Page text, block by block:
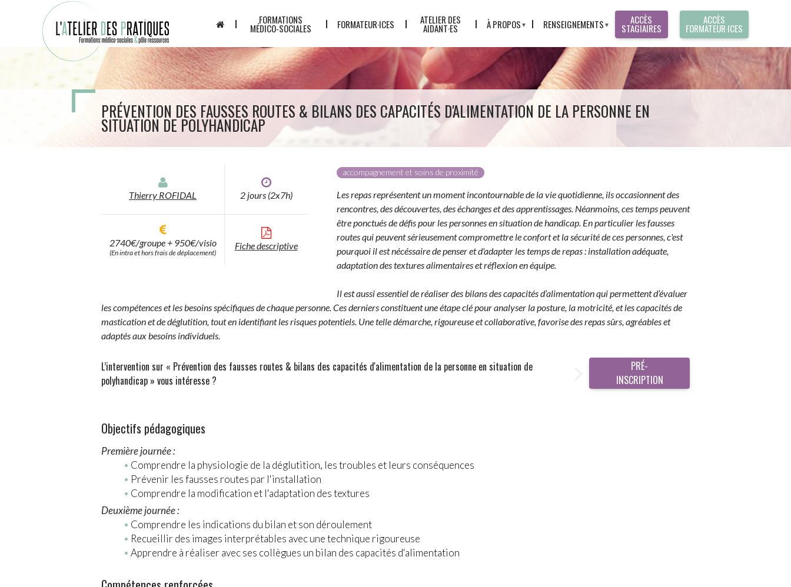
FORMATIONS
MÉDICO-SOCIALES FORMATEUR·ICES ATELIER DES
AIDANT·ES À PROPOS
L'ÉQUIPE
LE CONCEPT
QUALITÉ
TARIFS
ACTUALITÉS
PARTENAIRES
RENSEIGNEMENTS
CONTACT
PRÉ-INSCRIPTION
RÉCLAMATION
ACCÈS
STAGIAIRES
ACCÈS
FORMATEUR·ICES
PRÉVENTION DES FAUSSES ROUTES & BILANS DES CAPACITÉS D'ALIMENTATION DE LA PERSONNE EN
SITUATION DE POLYHANDICAP
Thierry ROFIDAL 2 jours (2x7h)
2740€/groupe + 950€/visio
(En intra et hors frais de déplacement)
Fiche descriptive
accompagnement et soins de proximité
Les repas représentent un moment incontournable de la vie quotidienne, ils occasionnent des
rencontres, des découvertes, des échanges et des apprentissages. Néanmoins, ces temps peuvent
être ponctués de défis pour les personnes en situation de handicap. En particulier les fausses
routes qui peuvent sérieusement compromettre le confort et la sécurité de ces personnes, c'est
pourquoi il est nécéssaire de penser et d'adapter les temps de repas : installation adéquate,
adaptation des textures alimentaires et réflexion en équipe.
Il est aussi essentiel de réaliser des bilans des capacités d’alimentation qui permettent d’évaluer
les compétences et les besoins spécifiques de chaque personne. Ces derniers constituent une étape clé pour analyser la posture, la motricité, et les capacités de
mastication et de déglutition, tout en identifiant les risques potentiels. Une telle démarche, rigoureuse et collaborative, favorise des repas sûrs, agréables et
adaptés aux besoins individuels.
L’intervention sur « Prévention des fausses routes & bilans des capacités d'alimentation de la personne en situation de
polyhandicap » vous intéresse ?
PRÉ-
INSCRIPTION
Objectifs pédagogiques
Première journée :
Comprendre la physiologie de la déglutition, les troubles et leurs conséquences
Prévenir les fausses routes par l'installation
Comprendre la modification et l'adaptation des textures
Deuxième journée :
Comprendre les indications du bilan et son déroulement
Recueillir des images interprétables avec une technique rigoureuse
Apprendre à réaliser avec ses collègues un bilan des capacités d'alimentation
Panneau de gestion des cookies